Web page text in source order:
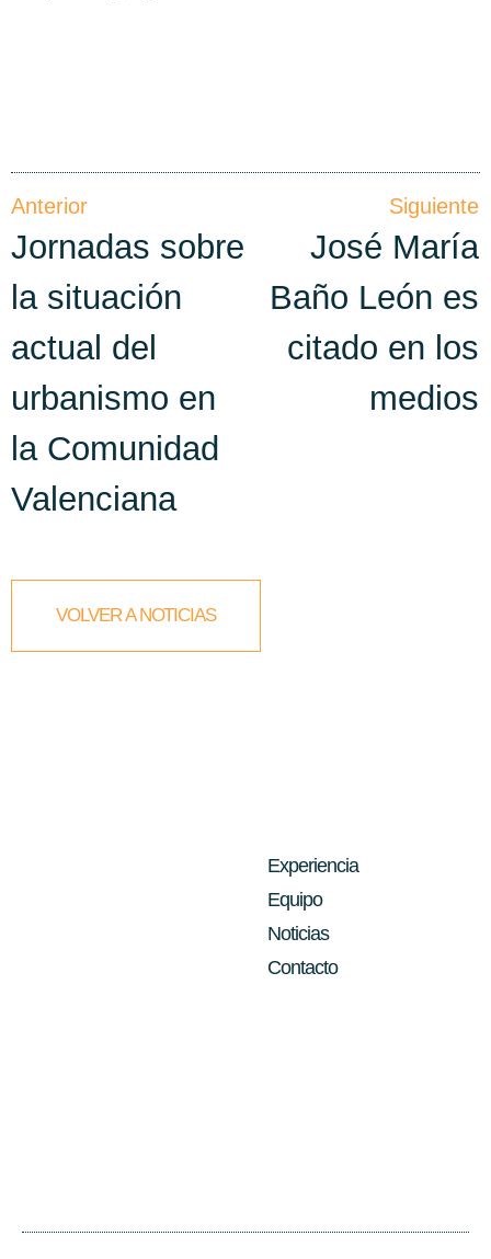
Anterior
Jornadas sobre
la situación
actual del
urbanismo en
la Comunidad
Valenciana
Siguiente
José María
Baño León es
citado en los
medios
VOLVER A NOTICIAS
Experiencia
Equipo
Noticias
Contacto